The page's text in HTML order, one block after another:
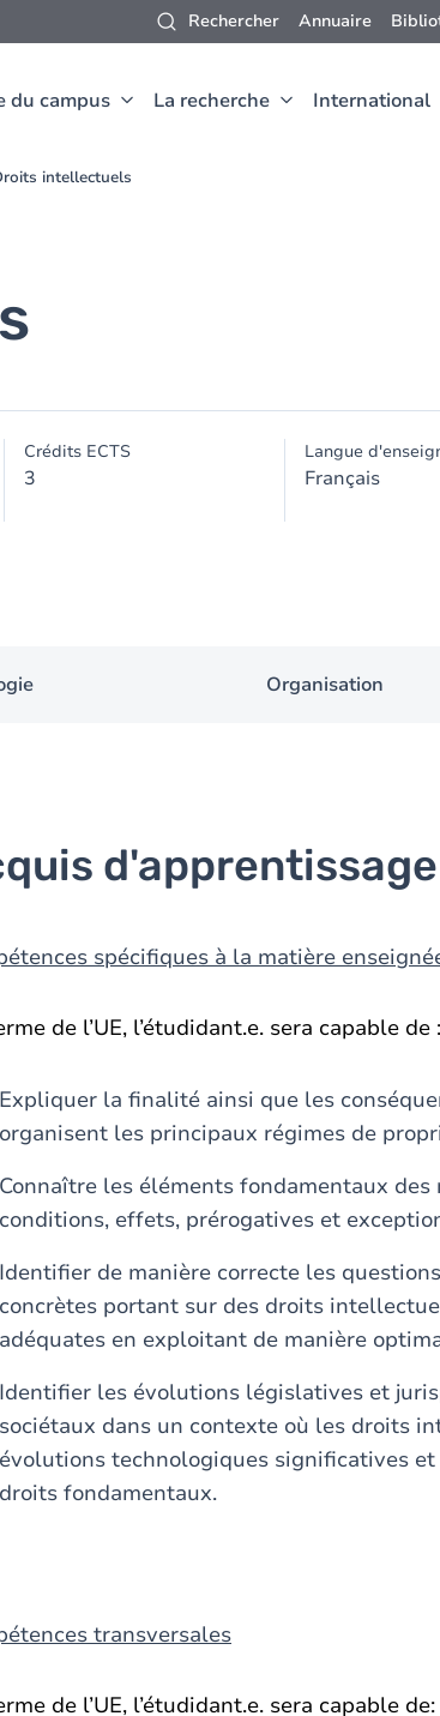
Rechercher Annuaire
du campus La recherche International
intellectuels
Crédits ECTS
3
Langue
Français
Organisation
d'apprentissage
spécifiques à la matière
de l’UE, l’étudidant.e. sera capable de :
Expliquer la finalité ainsi que les
organisent les principaux régimes de
Connaître les éléments fondamentaux
conditions, effets, prérogatives et
Identifier de manière correcte les
concrètes portant sur des droits
adéquates en exploitant de manière
Identifier les évolutions législatives et
sociétaux dans un contexte où les droits
évolutions technologiques significatives et
droits fondamentaux.
transversales
de l’UE, l’étudidant.e. sera capable de: